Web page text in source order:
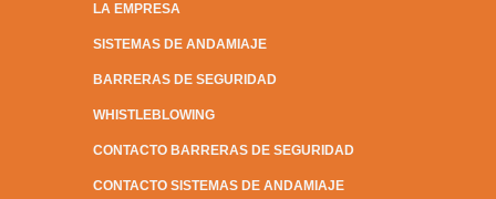
LA EMPRESA
SISTEMAS DE ANDAMIAJE
BARRERAS DE SEGURIDAD
WHISTLEBLOWING
CONTACTO BARRERAS DE SEGURIDAD
CONTACTO SISTEMAS DE ANDAMIAJE